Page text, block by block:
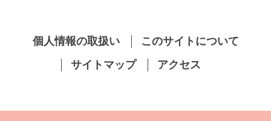
個人情報の取扱い
このサイトについて
サイトマップ
アクセス